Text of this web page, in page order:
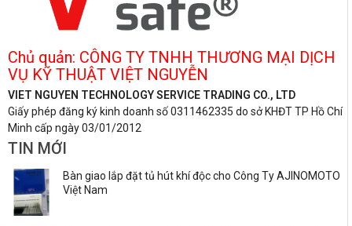
Chủ quản: CÔNG TY TNHH THƯƠNG MẠI DỊCH
VỤ KỸ THUẬT VIỆT NGUYỄN
VIET NGUYEN TECHNOLOGY SERVICE TRADING CO., LTD
Giấy phép đăng ký kinh doanh số 0311462335 do sở KHĐT TP Hồ Chí
Minh cấp ngày 03/01/2012
TIN MỚI
Bàn giao lắp đặt tủ hút khí độc cho Công Ty AJINOMOTO
Việt Nam